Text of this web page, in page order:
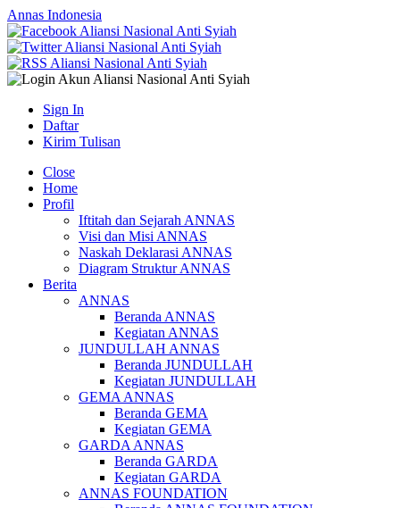
Annas Indonesia
Sign In
Daftar
Kirim Tulisan
Close
Home
Profil
Iftitah dan Sejarah ANNAS
Visi dan Misi ANNAS
Naskah Deklarasi ANNAS
Diagram Struktur ANNAS
Berita
ANNAS
Beranda ANNAS
Kegiatan ANNAS
JUNDULLAH ANNAS
Beranda JUNDULLAH
Kegiatan JUNDULLAH
GEMA ANNAS
Beranda GEMA
Kegiatan GEMA
GARDA ANNAS
Beranda GARDA
Kegiatan GARDA
ANNAS FOUNDATION